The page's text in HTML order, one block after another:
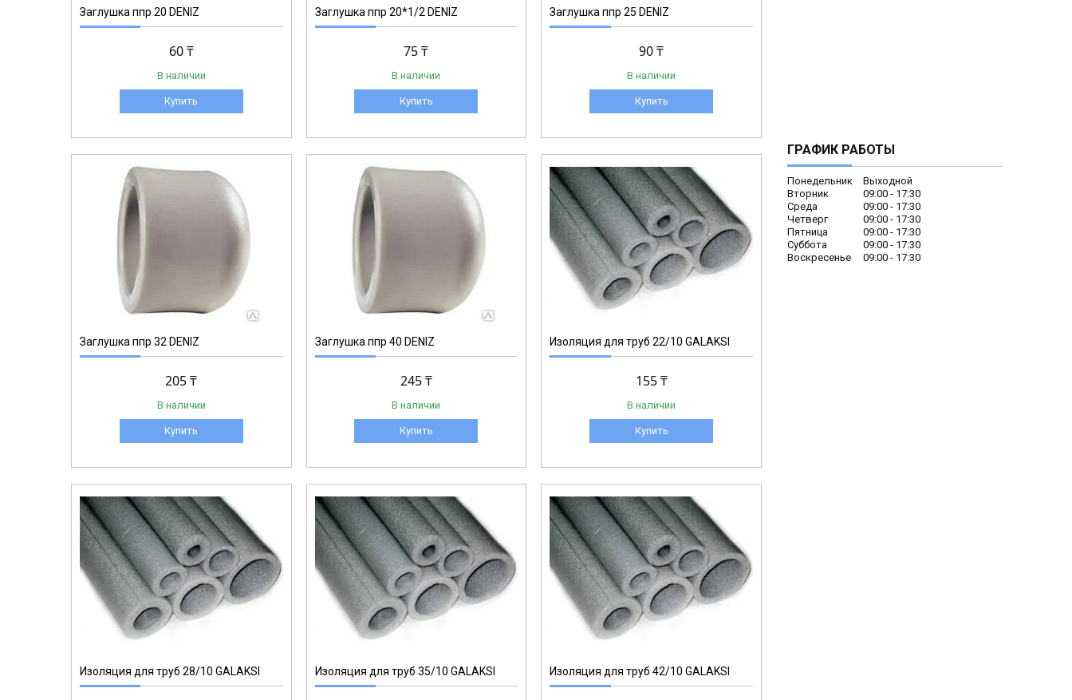
Заглушка ппр 20 DENIZ
60 ₸
В наличии
Купить
Заглушка ппр 20*1/2 DENIZ
75 ₸
В наличии
Купить
Заглушка ппр 25 DENIZ
90 ₸
В наличии
Купить
Заглушка ппр 32 DENIZ
205 ₸
В наличии
Купить
Заглушка ппр 40 DENIZ
245 ₸
В наличии
Купить
Изоляция для труб 22/10 GALAKSI
155 ₸
В наличии
Купить
Изоляция для труб 28/10 GALAKSI
1-008
Изоляция для труб 35/10 GALAKSI
1-009
Изоляция для труб 42/10 GALAKSI
ГРАФИК РАБОТЫ
Понедельник
Выходной
Вторник
09:00
17:30
Среда
09:00
17:30
Четверг
09:00
17:30
Пятница
09:00
17:30
Суббота
09:00
17:30
Воскресенье
09:00 17:30